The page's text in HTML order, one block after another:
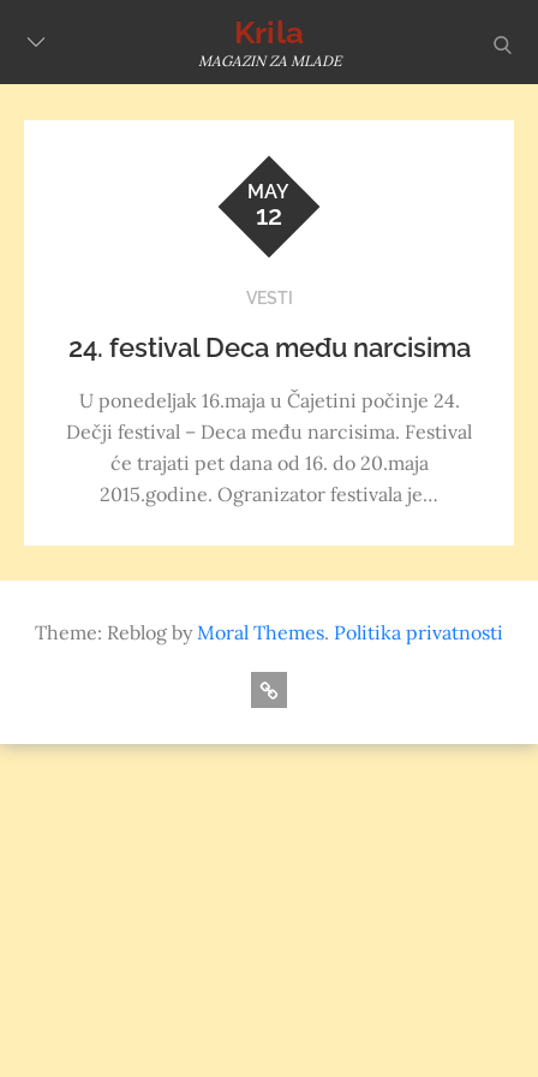
Krila
MAGAZIN ZA MLADE
MAY
12
VESTI
24. festival Deca među narcisima
U ponedeljak 16.maja u Čajetini počinje 24.
Dečji festival – Deca među narcisima. Festival
će trajati pet dana od 16. do 20.maja
2015.godine. Ogranizator festivala je…
Theme: Reblog byMoral Themes. Politika privatnosti